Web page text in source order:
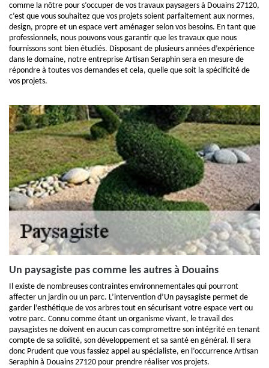
comme la nôtre pour s’occuper de vos travaux paysagers à Douains 27120,
c’est que vous souhaitez que vos projets soient parfaitement aux normes,
design, propre et un espace vert aménager selon vos besoins. En tant que
professionnels, nous pouvons vous garantir que les travaux que nous
fournissons sont bien étudiés. Disposant de plusieurs années d’expérience
dans le domaine, notre entreprise Artisan Seraphin sera en mesure de
répondre à toutes vos demandes et cela, quelle que soit la spécificité de
vos projets.
Un paysagiste pas comme les autres à Douains
Il existe de nombreuses contraintes environnementales qui pourront
affecter un jardin ou un parc. L’intervention d’Un paysagiste permet de
garder l’esthétique de vos arbres tout en sécurisant votre espace vert ou
votre parc. Connu comme étant un organisme vivant, le travail des
paysagistes ne doivent en aucun cas compromettre son intégrité en tenant
compte de sa solidité, son développement et sa santé en général. Il sera
donc Prudent que vous fassiez appel au spécialiste, en l’occurrence Artisan
Seraphin à Douains 27120 pour prendre réaliser vos projets.